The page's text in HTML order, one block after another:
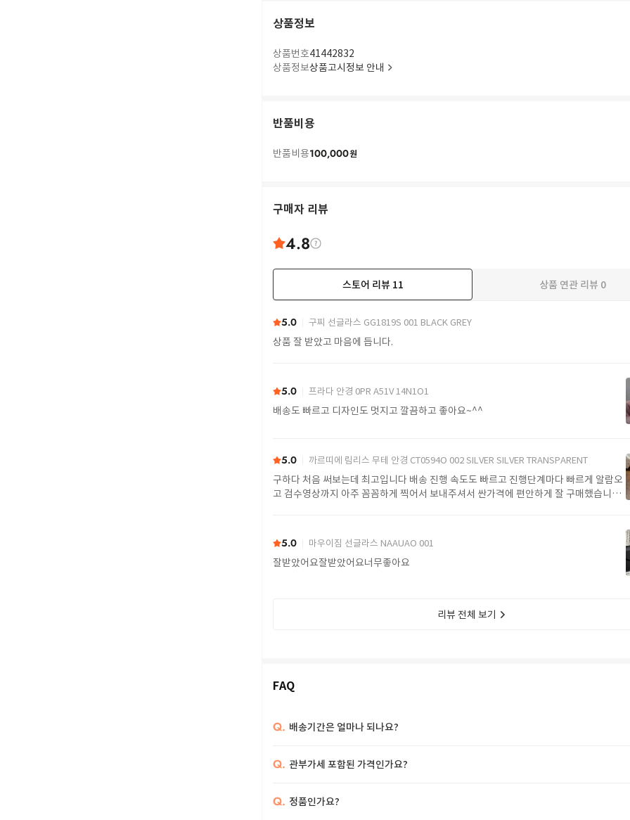
상품정보
상품번호41442832
상품정보상품고시정보 안내
반품비용
반품비용100,000원
구매자 리뷰
4.8
스토어 리뷰 11 상품 연관 리뷰 0
5.0 구찌 선글라스 GG1819S 001 BLACK GREY
상품 잘 받았고 마음에 듭니다.
5.0 프라다 안경 0PR A51V 14N1O1
배송도 빠르고 디자인도 멋지고 깔끔하고 좋아요~^^
5.0 까르띠에 림리스 무테 안경 CT0594O 002 SILVER SILVER TRANSPARENT
구하다 처음 써보는데 최고입니다 배송 진행 속도도 빠르고 진행단계마다 빠르게 알람오
고 검수영상까지 아주 꼼꼼하게 찍어서 보내주셔서 싼가격에 편안하게 잘 구매했습니다.
5.0 마우이짐 선글라스 NAAUAO 001
잘받았어요잘받았어요너무좋아요
리뷰 전체 보기
FAQ
Q. 배송기간은 얼마나 되나요?
Q. 관부가세 포함된 가격인가요?
Q. 정품인가요?